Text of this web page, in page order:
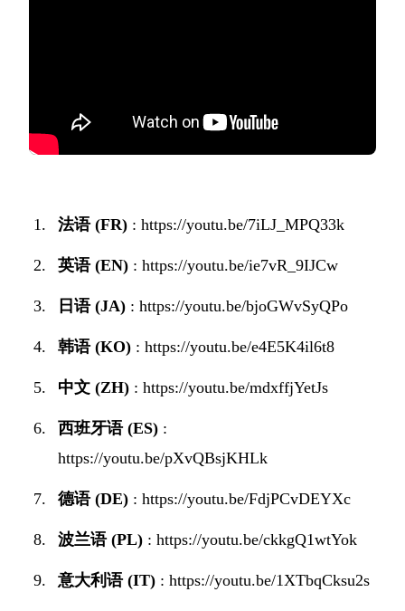
法语 (FR) : https://youtu.be/7iLJ_MPQ33k
英语 (EN) : https://youtu.be/ie7vR_9IJCw
日语 (JA) : https://youtu.be/bjoGWvSyQPo
韩语 (KO) : https://youtu.be/e4E5K4il6t8
中文 (ZH) : https://youtu.be/mdxffjYetJs
西班牙语 (ES) :
https://youtu.be/pXvQBsjKHLk
德语 (DE) : https://youtu.be/FdjPCvDEYXc
波兰语 (PL) : https://youtu.be/ckkgQ1wtYok
意大利语 (IT) : https://youtu.be/1XTbqCksu2s